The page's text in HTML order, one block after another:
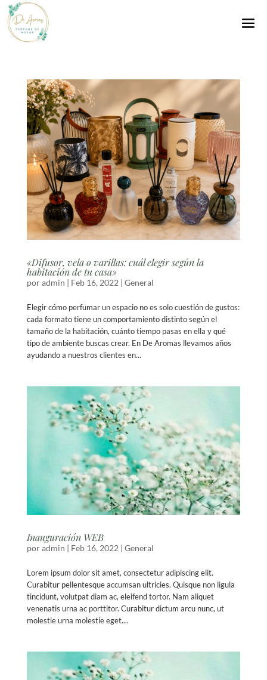
«Difusor, vela o varillas: cuál elegir según la
habitación de tu casa»
poradmin | Feb 16, 2022 | General
Elegir cómo perfumar un espacio no es solo cuestión de gustos:
cada formato tiene un comportamiento distinto según el
tamaño de la habitación, cuánto tiempo pasas en ella y qué
tipo de ambiente buscas crear. En De Aromas llevamos años
ayudando a nuestros clientes en...
Inauguración WEB
poradmin | Feb 16, 2022 | General
Lorem ipsum dolor sit amet, consectetur adipiscing elit.
Curabitur pellentesque accumsan ultricies. Quisque non ligula
tincidunt, volutpat diam ac, eleifend tortor. Nam aliquet
venenatis urna ac porttitor. Curabitur dictum arcu nunc, ut
molestie urna molestie eget....